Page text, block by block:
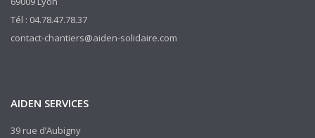
Tél : 04.78.47.78.37
contact-chantiers@aiden-solidaire.com
AIDEN SERVICES
39 rue d’Aubigny